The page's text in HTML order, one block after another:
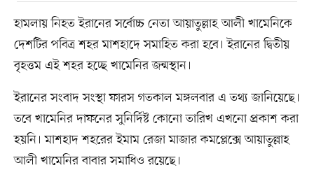
হামলায় নিহত ইরানের সর্বোচ্চ নেতা আয়াতুল্লাহ আলী খামেনিকে
দেশটির পবিত্র শহর মাশহাদে সমাহিত করা হবে। ইরানের দ্বিতীয়
বৃহত্তম এই শহর হচ্ছে খামেনির জন্মস্থান।
ইরানের সংবাদ সংস্থা ফারস গতকাল মঙ্গলবার এ তথ্য জানিয়েছে।
তবে খামেনির দাফনের সুনির্দিষ্ট কোনো তারিখ এখনো প্রকাশ করা
হয়নি। মাশহাদ শহরের ইমাম রেজা মাজার কমপ্লেক্সে আয়াতুল্লাহ
আলী খামেনির বাবার সমাধিও রয়েছে।